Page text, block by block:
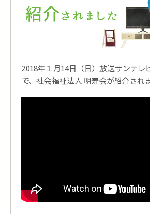
2018年１月14日（日）放送サンテレ
で、社会福祉法人 明寿会が紹介され